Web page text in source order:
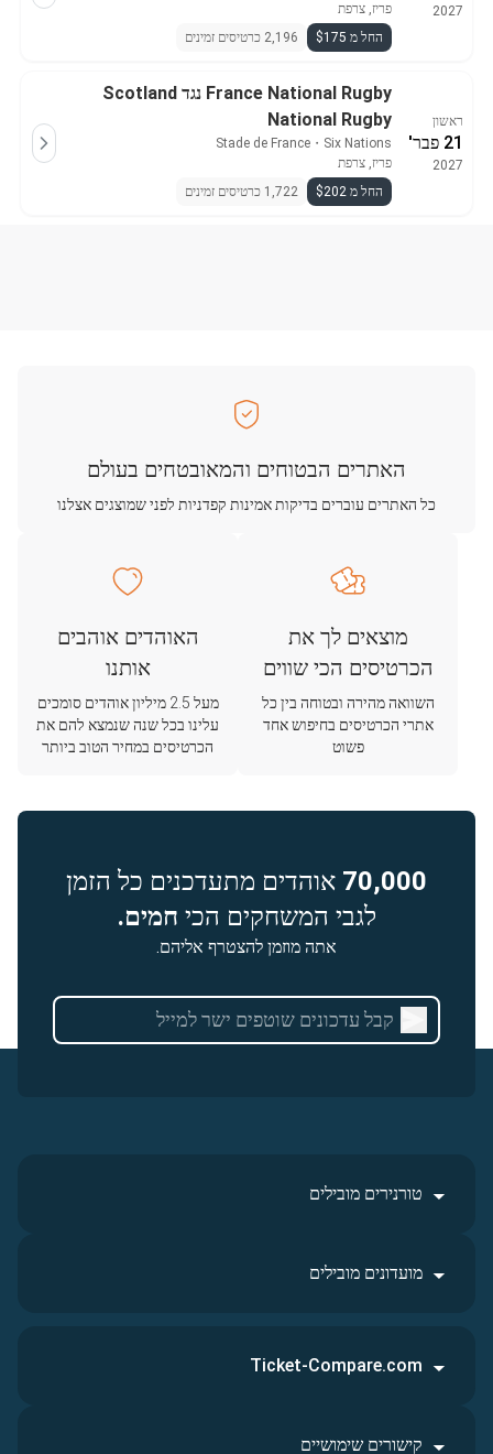
2027
פריז, צרפת
החל מ $175
2,196 כרטיסים זמינים
ראשון
21 פבר'
2027
France National Rugby נגד Scotland
National Rugby
Six Nations
・
Stade de France
פריז, צרפת
החל מ $202
1,722 כרטיסים זמינים
האתרים הבטוחים והמאובטחים בעולם
כל האתרים עוברים בדיקות אמינות קפדניות לפני שמוצגים אצלנו
מוצאים לך את
הכרטיסים הכי שווים
השוואה מהירה ובטוחה בין כל
אתרי הכרטיסים בחיפוש אחד
פשוט
האוהדים אוהבים
אותנו
מעל 2.5 מיליון אוהדים סומכים
עלינו בכל שנה שנמצא להם את
הכרטיסים במחיר הטוב ביותר
70,000 אוהדים מתעדכנים כל הזמן
לגבי המשחקים הכי חמים.
אתה מוזמן להצטרף אליהם.
טורנירים מובילים
מועדונים מובילים
Ticket-Compare.com
קישורים שימושיים